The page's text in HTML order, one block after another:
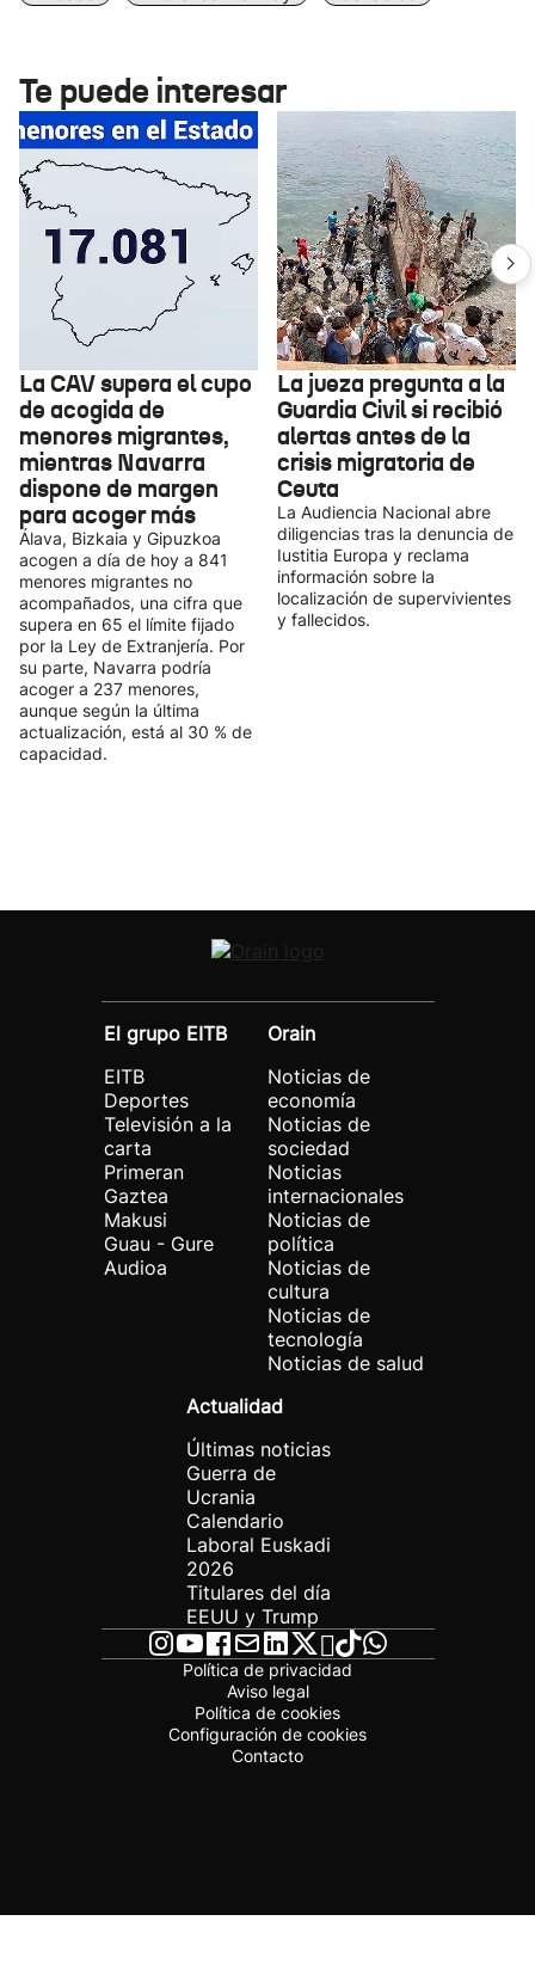
Te puede interesar
La CAV supera el cupo
de acogida de
menores migrantes,
mientras Navarra
dispone de margen
para acoger más
Álava, Bizkaia y Gipuzkoa
acogen a día de hoy a 841
menores migrantes no
acompañados, una cifra que
supera en 65 el límite fijado
por la Ley de Extranjería. Por
su parte, Navarra podría
acoger a 237 menores,
aunque según la última
actualización, está al 30 % de
capacidad.
La jueza pregunta a la
Guardia Civil si recibió
alertas antes de la
crisis migratoria de
Ceuta
La Audiencia Nacional abre
diligencias tras la denuncia de
Iustitia Europa y reclama
información sobre la
localización de supervivientes
y fallecidos.
El grupo EITB
EITB
Deportes
Televisión a la
carta
Primeran
Gaztea
Makusi
Guau - Gure
Audioa
Orain
Noticias de
economía
Noticias de
sociedad
Noticias
internacionales
Noticias de
política
Noticias de
cultura
Noticias de
tecnología
Noticias de salud
Actualidad
Últimas noticias
Guerra de
Ucrania
Calendario
Laboral Euskadi
2026
Titulares del día
EEUU y Trump
Política de privacidad
Aviso legal
Política de cookies
Configuración de cookies
Contacto